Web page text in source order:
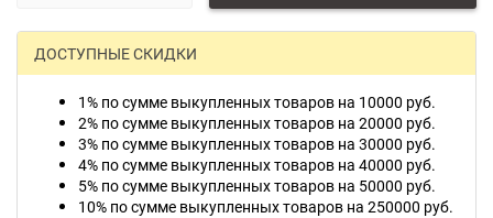
ДОСТУПНЫЕ СКИДКИ
1% по сумме выкупленных товаров на 10000 руб.
2% по сумме выкупленных товаров на 20000 руб.
3% по сумме выкупленных товаров на 30000 руб.
4% по сумме выкупленных товаров на 40000 руб.
5% по сумме выкупленных товаров на 50000 руб.
10% по сумме выкупленных товаров на 250000 руб.